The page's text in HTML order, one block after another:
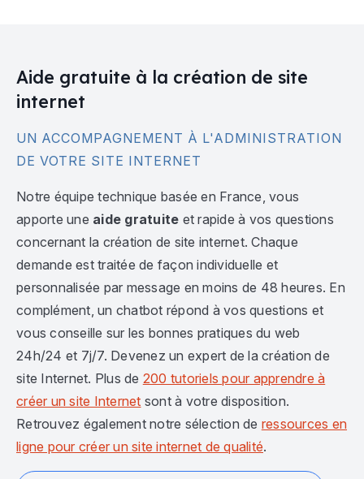
Aide gratuite à la création de site
internet
UN ACCOMPAGNEMENT À L'ADMINISTRATION
DE VOTRE SITE INTERNET
Notre équipe technique basée en France, vous
apporte une aide gratuite et rapide à vos questions
concernant la création de site internet. Chaque
demande est traitée de façon individuelle et
personnalisée par message en moins de 48 heures. En
complément, un chatbot répond à vos questions et
vous conseille sur les bonnes pratiques du web
24h/24 et 7j/7. Devenez un expert de la création de
site Internet. Plus de 200 tutoriels pour apprendre à
créer un site Internet sont à votre disposition.
Retrouvez également notre sélection de ressources en
ligne pour créer un site internet de qualité.